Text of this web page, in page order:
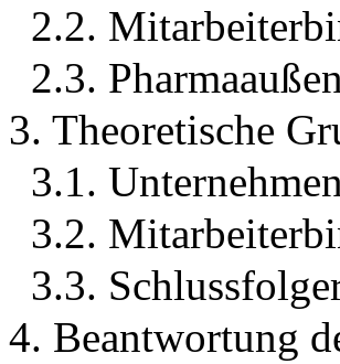
2.2.
2.3.
3. Theoretische
3.1.
3.2.
3.3.
4. Beantwortung